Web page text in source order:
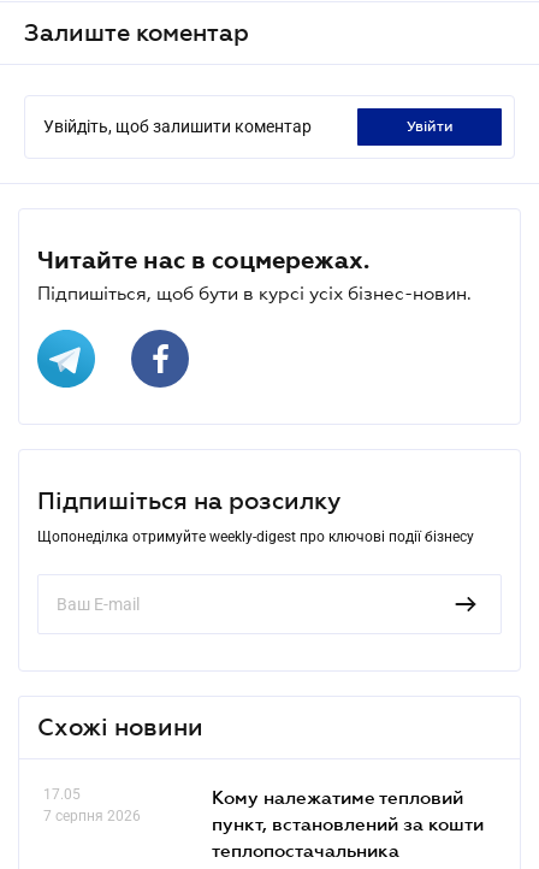
Залиште коментар
Увійдіть, щоб залишити коментар увійти
Читайте нас в соцмережах.
Підпишіться, щоб бути в курсі усіх бізнес-новин.
Підпишіться на розсилку
Щопонеділка отримуйте weekly-digest про ключові події бізнесу
Схожі новини
17.05
7 серпня 2026
Кому належатиме тепловий
пункт, встановлений за кошти
теплопостачальника